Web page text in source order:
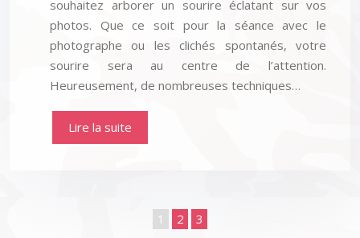
souhaitez arborer un sourire éclatant sur vos
photos. Que ce soit pour la séance avec le
photographe ou les clichés spontanés, votre
sourire sera au centre de l’attention.
Heureusement, de nombreuses techniques…
Lire la suite
1 2 3